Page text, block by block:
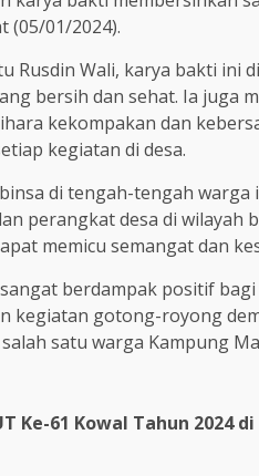
(05/01/2024).
Rusdin Wali, karya bakti ini
bersih dan sehat. Ia juga
kekompakan dan
kegiatan di desa.
di tengah-tengah
perangkat desa di wilayah
memicu semangat dan
berdampak positif
kegiatan gotong-royong
satu warga Kampung
Ke-61 Kowal Tahun 2024